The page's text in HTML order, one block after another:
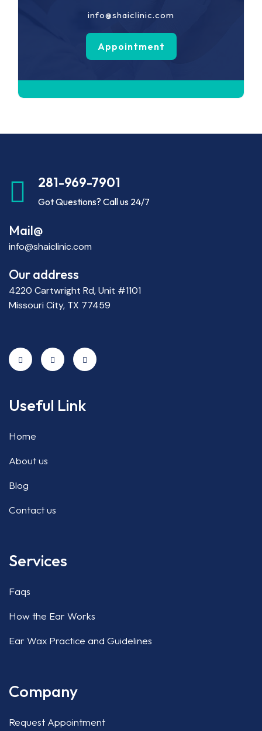
info@shaiclinic.com
Appointment
281-969-7901
Got Questions? Call us 24/7
Mail@
info@shaiclinic.com
Our address
4220 Cartwright Rd, Unit #1101
Missouri City, TX 77459
Useful Link
Home
About us
Blog
Contact us
Services
Faqs
How the Ear Works
Ear Wax Practice and Guidelines
Company
Request Appointment